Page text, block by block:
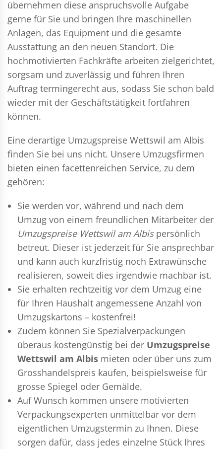
übernehmen diese anspruchsvolle Aufgabe
gerne für Sie und bringen Ihre maschinellen
Anlagen, das Equipment und die gesamte
Ausstattung an den neuen Standort. Die
hochmotivierten Fachkräfte arbeiten zielgerichtet,
sorgsam und zuverlässig und führen Ihren
Auftrag termingerecht aus, sodass Sie schon bald
wieder mit der Geschäftstätigkeit fortfahren
können.
Eine derartige Umzugspreise Wettswil am Albis
finden Sie bei uns nicht. Unsere Umzugsfirmen
bieten einen facettenreichen Service, zu dem
gehören:
Sie werden vor, während und nach dem
Umzug von einem freundlichen Mitarbeiter der
Umzugspreise Wettswil am Albispersönlich
betreut. Dieser ist jederzeit für Sie ansprechbar
und kann auch kurzfristig noch Extrawünsche
realisieren, soweit dies irgendwie machbar ist.
Sie erhalten rechtzeitig vor dem Umzug eine
für Ihren Haushalt angemessene Anzahl von
Umzugskartons – kostenfrei!
Zudem können Sie Spezialverpackungen
überaus kostengünstig bei der Umzugspreise
Wettswil am Albis mieten oder über uns zum
Grosshandelspreis kaufen, beispielsweise für
grosse Spiegel oder Gemälde.
Auf Wunsch kommen unsere motivierten
Verpackungsexperten unmittelbar vor dem
eigentlichen Umzugstermin zu Ihnen. Diese
sorgen dafür, dass jedes einzelne Stück Ihres